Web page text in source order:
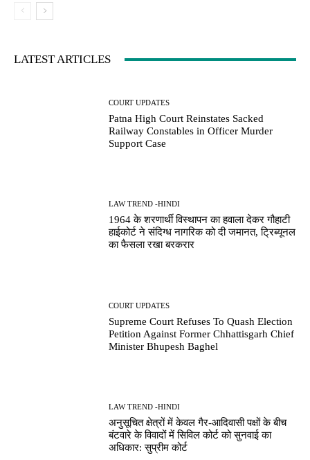
LATEST ARTICLES
COURT UPDATES
Patna High Court Reinstates Sacked
Railway Constables in Officer Murder
Support Case
LAW TREND -HINDI
1964 के शरणार्थी विस्थापन का हवाला देकर गौहाटी
हाईकोर्ट ने संदिग्ध नागरिक को दी जमानत, ट्रिब्यूनल
का फैसला रखा बरकरार
COURT UPDATES
Supreme Court Refuses To Quash Election
Petition Against Former Chhattisgarh Chief
Minister Bhupesh Baghel
LAW TREND -HINDI
अनुसूचित क्षेत्रों में केवल गैर-आदिवासी पक्षों के बीच
बंटवारे के विवादों में सिविल कोर्ट को सुनवाई का
अधिकार: सुप्रीम कोर्ट